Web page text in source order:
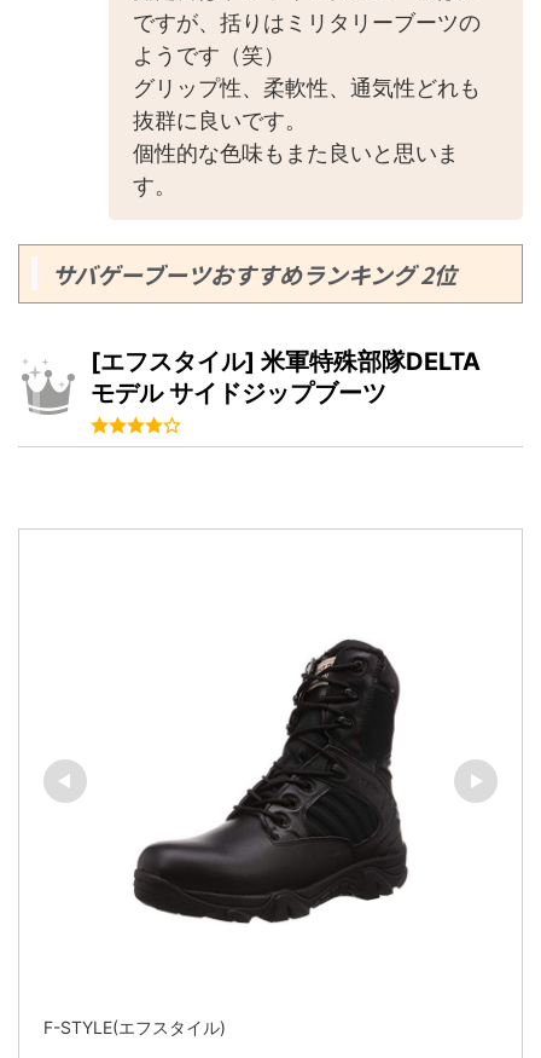
ですが、括りはミリタリーブーツの
ようです（笑）
グリップ性、柔軟性、通気性どれも
抜群に良いです。
個性的な色味もまた良いと思いま
す。
サバゲーブーツおすすめランキング 2位
[エフスタイル] 米軍特殊部隊DELTA
モデル サイドジップブーツ
F-STYLE(エフスタイル)